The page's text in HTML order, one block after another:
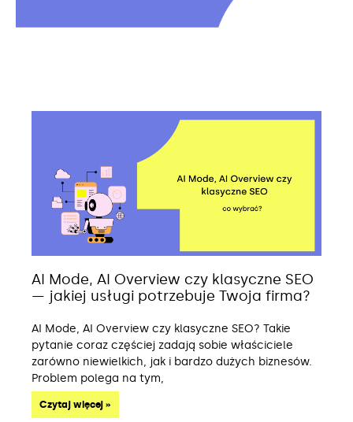
AI Mode, AI Overview czy klasyczne SEO
— jakiej usługi potrzebuje Twoja firma?
AI Mode, AI Overview czy klasyczne SEO? Takie
pytanie coraz częściej zadają sobie właściciele
zarówno niewielkich, jak i bardzo dużych biznesów.
Problem polega na tym,
Czytaj więcej »